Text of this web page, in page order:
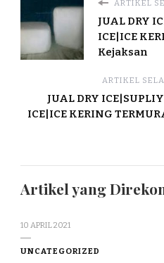
ARTIKEL
JUAL DRY
ICE|ICE
Kejaksan
ARTIKEL
JUAL DRY
ICE|ICE KERING
Artikel yang
10 APRIL 2021
UNCATEGORIZED